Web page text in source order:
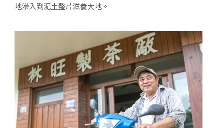
地滲入到泥土整片滋養大地。